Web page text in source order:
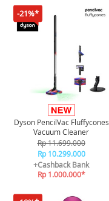
-21%*
Dyson PencilVac Fluffycones
Vacuum Cleaner
Rp 11.699.000
Rp 10.299.000
+Cashback Bank
Rp 1.000.000*